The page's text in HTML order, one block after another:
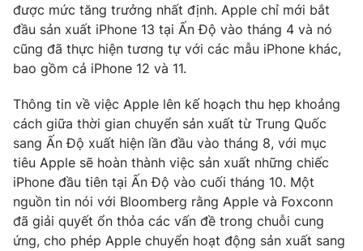
Phim VTV
Hậu trường
Khán giả
Giải sao mai
Giải trí
Điện ảnh
Âm nhạc
Sao
Đời sống
Du lịch
Làm đẹp
Chất lượng cuộc sống
Giáo dục
Tuyển sinh
Học trực tuyến
Công nghệ
Hitech Công nghệ tương lai
Sản phẩm
Giao lưu trực tuyến
được mức tăng trưởng nhất định. Apple chỉ mới bắt
đầu sản xuất iPhone 13 tại Ấn Độ vào tháng 4 và nó
cũng đã thực hiện tương tự với các mẫu iPhone khác,
bao gồm cả iPhone 12 và 11.
Thông tin về việc Apple lên kế hoạch thu hẹp khoảng
cách giữa thời gian chuyển sản xuất từ ​​Trung Quốc
sang Ấn Độ xuất hiện lần đầu vào tháng 8, với mục
tiêu Apple sẽ hoàn thành việc sản xuất những chiếc
iPhone đầu tiên tại Ấn Độ vào cuối tháng 10. Một
nguồn tin nói với Bloomberg rằng Apple và Foxconn
đã giải quyết ổn thỏa các vấn đề trong chuỗi cung
ứng, cho phép Apple chuyển hoạt động sản xuất sang